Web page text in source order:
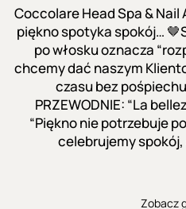
Coccolare Head Spa &
piękno spotyka spokój…
po włosku oznacza
chcemy dać naszym
czasu bez
PRZEWODNIE: “La
“Piękno nie potrzebuje
celebrujemy
Zobacz